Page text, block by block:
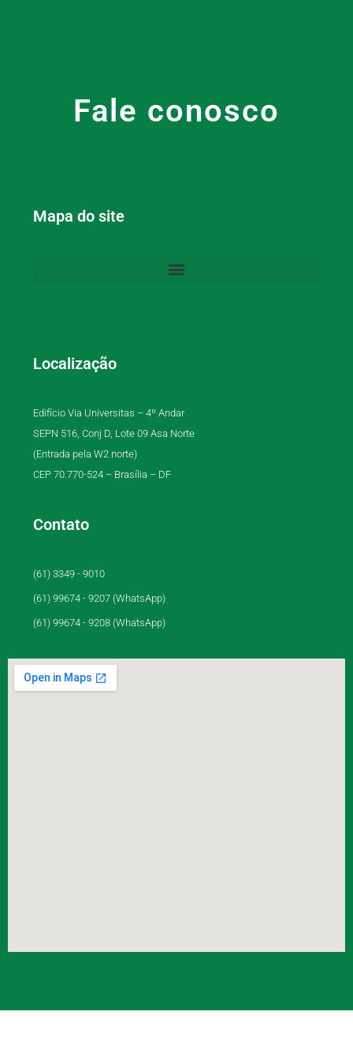
Fale conosco
Mapa do site
Localização
Edifício Via Universitas – 4º Andar
SEPN 516, Conj D, Lote 09 Asa Norte
(Entrada pela W2 norte)
CEP 70.770-524 – Brasília – DF
Contato
(61) 3349 - 9010
(61) 99674 - 9207 (WhatsApp)
(61) 99674 - 9208 (WhatsApp)